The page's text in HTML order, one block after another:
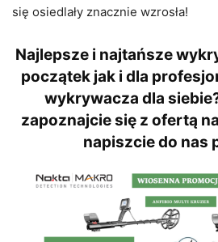
się osiedlały znacznie wzrosła!
Najlepsze i najtańsze
początek jak i dla
wykrywacza dla
zapoznajcie się z ofertą
napiszcie do nas